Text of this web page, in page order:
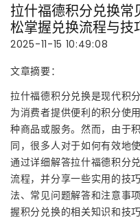
拉什福德积分兑换
松掌握兑换流程与技
2025-11-15 10:49:08
文章摘要：
拉什福德积分兑换是现代积
为消费者提供便利的积分使
种商品或服务。然而，由于
同，很多人对于如何有效地
通过详细解答拉什福德积分
流程，并分享一些实用的技
法、常见问题解答和注意事
握积分兑换的相关知识和技